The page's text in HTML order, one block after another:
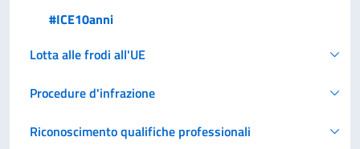
#ICE10anni
Lotta alle frodi all'UE
Procedure d'infrazione
Riconoscimento qualifiche professionali